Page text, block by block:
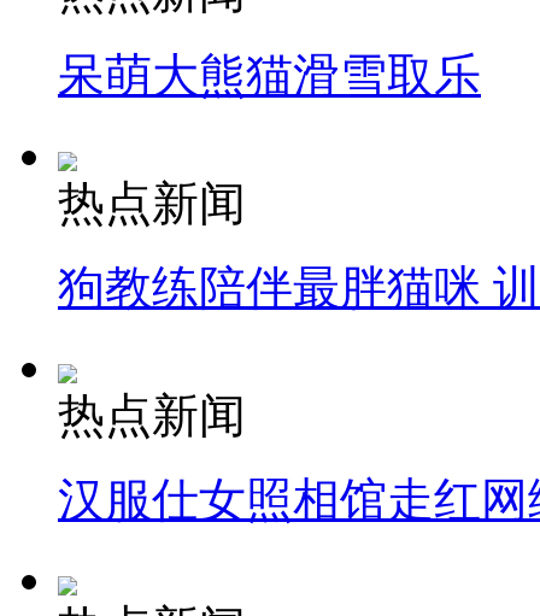
呆萌大熊猫滑雪取乐
热点新闻
狗教练陪伴最胖猫咪
热点新闻
汉服仕女照相馆走红网